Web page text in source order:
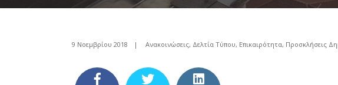
9 Νοεμβρίου 2018 | Ανακοινώσεις, Δελτία Τύπου, Επικαιρότητα, Προσκλήσεις